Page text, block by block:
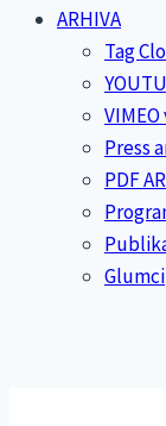
ARHIVA
Tag
Press
PDF
Glumci